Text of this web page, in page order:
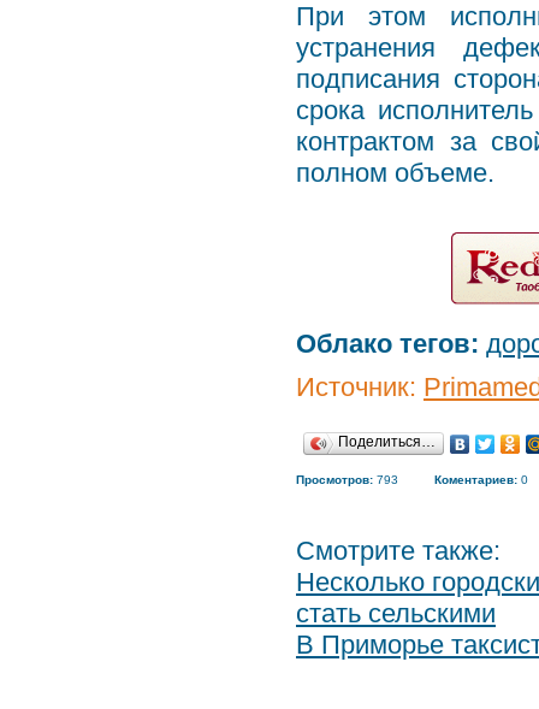
При этом
устранения
подписания
срока
контрактом за
полном объеме.
Облако тегов:
Источник:
Поделиться…
Просмотров: 793 Коментариев: 0
Смотрите также:
Несколько
стать сельскими
В Приморье